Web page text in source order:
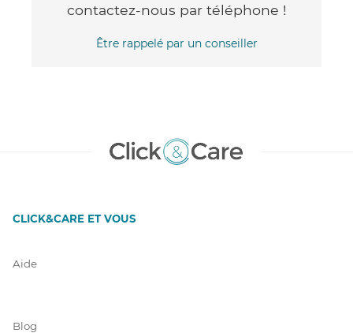
contactez-nous par téléphone !
Être rappelé par un conseiller
CLICK&CARE ET VOUS
Aide
Blog